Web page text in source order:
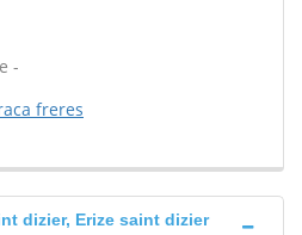
-
freres
dizier, Erize saint dizier